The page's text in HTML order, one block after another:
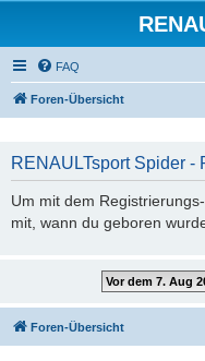
FAQ
Foren-Übersicht
RENAULTsport Spider -
Um mit dem
mit, wann du geboren
Foren-Übersicht